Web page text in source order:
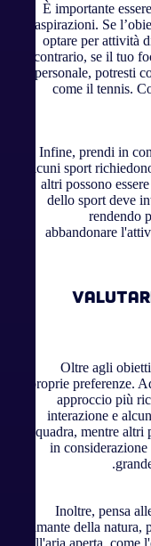
È importante
aspirazioni. Se
optare per attività
contrario, se il tuo
personale, potresti
come il tennis.
Infine, prendi in
Alcuni sport
altri possono
dello sport deve
rendendo
abbandonare
Oltre agli
proprie preferenze.
approccio più
interazione e
squadra, mentre
in
Inoltre, pensa
amante della